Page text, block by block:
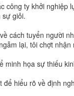
công ty khởi nghiệp
sự giỏi.
cách tuyển người
lại, tôi chợt
minh họa sự thiếu
để hiểu rõ về định